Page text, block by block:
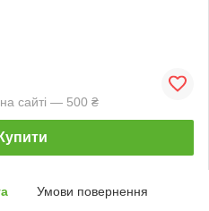
сайті — 500 ₴
Купити
Умови повернення